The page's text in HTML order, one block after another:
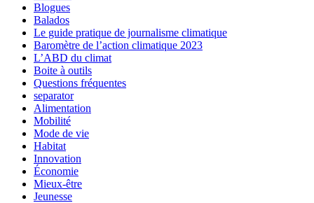
Blogues
Balados
Le guide pratique de journalisme climatique
Baromètre de l’action climatique 2023
L’ABD du climat
Boite à outils
Questions fréquentes
separator
Alimentation
Mobilité
Mode de vie
Habitat
Innovation
Économie
Mieux-être
Jeunesse